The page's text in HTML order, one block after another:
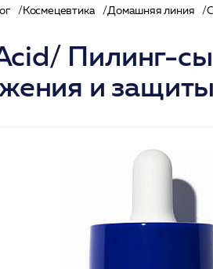
Космецевтика Домашняя линия
Пилинг-
и